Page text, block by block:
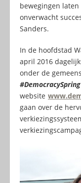
bewegingen
onverwacht
Sanders.
In de hoofdstad
april 2016
onder de
#DemocracySpring
website
gaan over de